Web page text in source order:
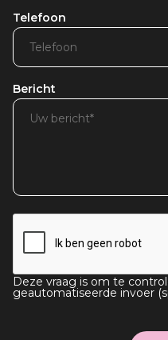
Telefoon
Bericht
Deze vraag is om te
geautomatiseerde invoer